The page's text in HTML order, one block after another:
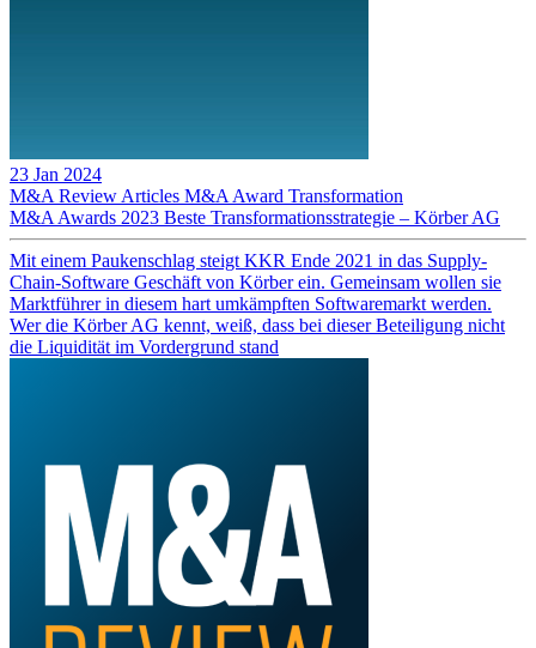
23 Jan 2024
M&A Review Articles M&A Award Transformation
M&A Awards 2023 Beste Transformationsstrategie – Körber AG
Mit einem Paukenschlag steigt KKR Ende 2021 in das Supply-
Chain-Software Geschäft von Körber ein. Gemeinsam wollen sie
Marktführer in diesem hart umkämpften Softwaremarkt werden.
Wer die Körber AG kennt, weiß, dass bei dieser Beteiligung nicht
die Liquidität im Vordergrund stand